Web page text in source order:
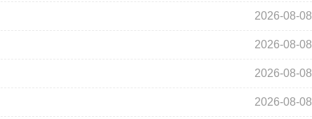
2026-08-08
2026-08-08
2026-08-08
2026-08-08